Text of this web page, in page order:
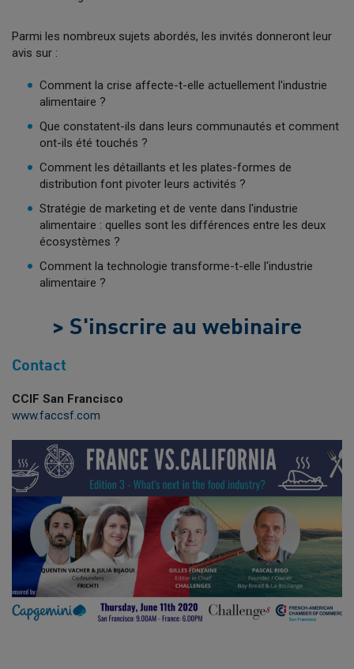
Parmi les nombreux sujets abordés, les invités donneront leur
avis sur :
Comment la crise affecte-t-elle actuellement l'industrie
alimentaire ?
Que constatent-ils dans leurs communautés et comment
ont-ils été touchés ?
Comment les détaillants et les plates-formes de
distribution font pivoter leurs activités ?
Stratégie de marketing et de vente dans l'industrie
alimentaire : quelles sont les différences entre les deux
écosystèmes ?
Comment la technologie transforme-t-elle l'industrie
alimentaire ?
> S'inscrire au webinaire
Contact
CCIF San Francisco
www.faccsf.com